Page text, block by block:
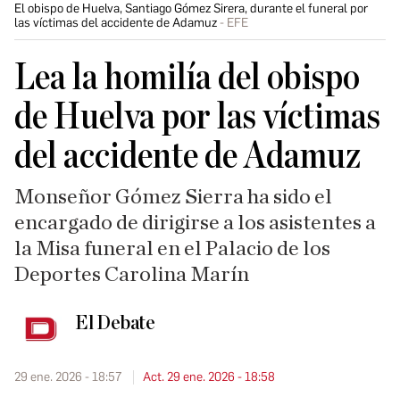
El obispo de Huelva, Santiago Gómez Sirera, durante el funeral por
las víctimas del accidente de Adamuz
EFE
Lea la homilía del obispo
de Huelva por las víctimas
del accidente de Adamuz
Monseñor Gómez Sierra ha sido el
encargado de dirigirse a los asistentes a
la Misa funeral en el Palacio de los
Deportes Carolina Marín
El Debate
29 ene. 2026 - 18:57 Act. 29 ene. 2026 - 18:58